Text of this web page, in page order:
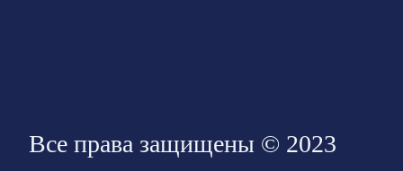
Все права защищены © 2023